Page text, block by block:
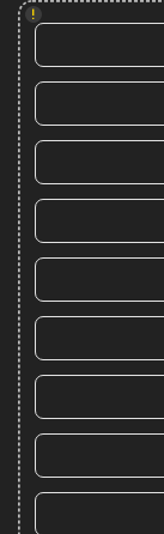
!